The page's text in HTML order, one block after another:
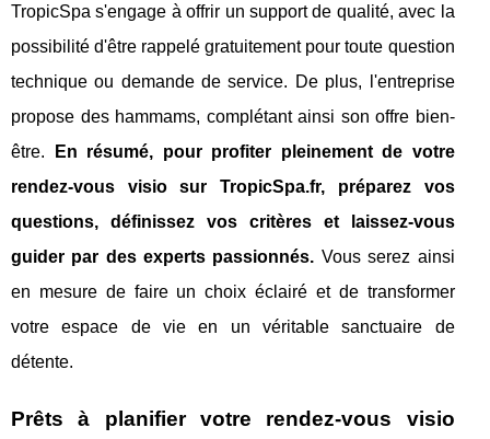
TropicSpa s'engage à offrir un support de qualité, avec la
possibilité d'être rappelé gratuitement pour toute question
technique ou demande de service. De plus, l'entreprise
propose des hammams, complétant ainsi son offre bien-
être.
En résumé, pour profiter pleinement de votre
rendez-vous visio sur TropicSpa.fr, préparez vos
questions, définissez vos critères et laissez-vous
guider par des experts passionnés. Vous serez ainsi
en mesure de faire un choix éclairé et de transformer
votre espace de vie en un véritable sanctuaire de
détente.
Prêts à planifier votre rendez-vous visio